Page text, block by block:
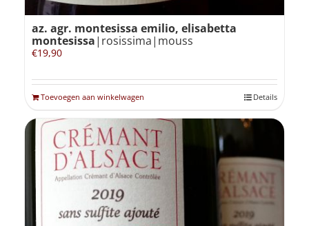
az. agr. montesissa emilio, elisabetta
montesissa|rosissima|mouss
€19,90
Toevoegen aan winkelwagen Details